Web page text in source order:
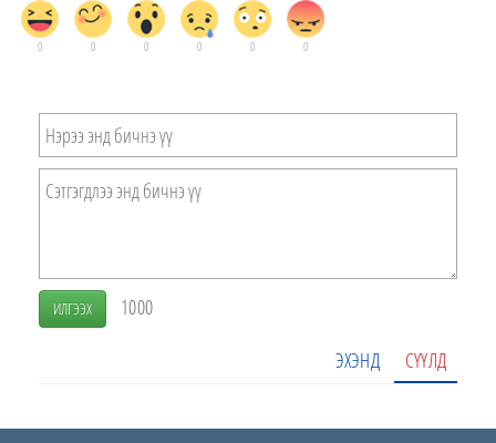
0 0 0 0 0 0
ИЛГЭЭХ 1000
ЭХЭНД СҮҮЛД